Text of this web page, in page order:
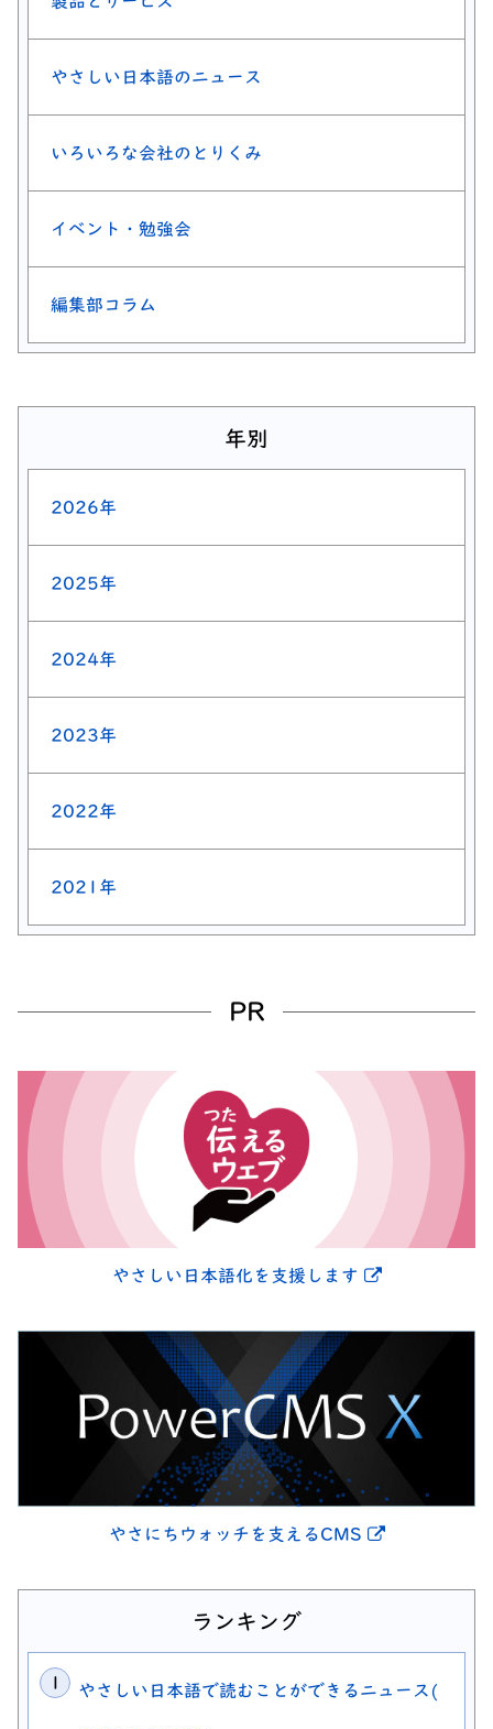
やさしい日本語のニュース
いろいろな会社のとりくみ
イベント・勉強会
編集部コラム
年別
2026年
2025年
2024年
2023年
2022年
2021年
PR
やさしい日本語化を支援します 別ウィンドウ
やさにちウォッチを支えるCMS 別ウィンド
ランキング
やさしい日本語で読むことができるニュース(